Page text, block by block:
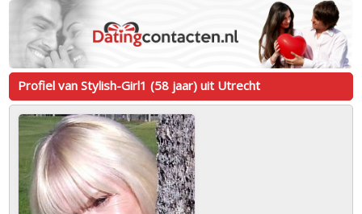
Profiel van Stylish-Girl1 (58 jaar) uit Utrecht